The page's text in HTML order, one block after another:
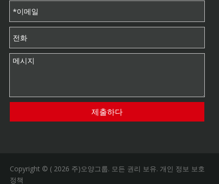
제출하다
Copyright © ( 2026 주)오양그룹. 모든 권리 보유. 개인 정보 보호
정책